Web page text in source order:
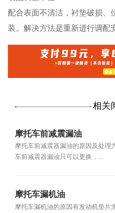
配合表面不清洁，衬垫破损、
装。解决方法是重新进行调配
相关
摩托车前减震漏油
摩托车前减震器漏油的原因及处理
车前减震器漏油只可以更换，...
摩托车漏机油
摩托车漏机油的原因有发动机垫片